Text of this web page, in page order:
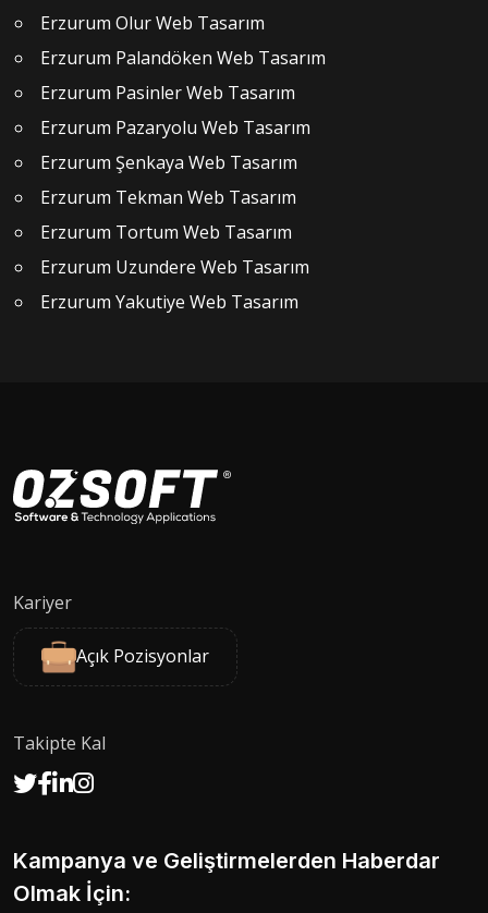
Erzurum Olur Web Tasarım
Erzurum Palandöken Web Tasarım
Erzurum Pasinler Web Tasarım
Erzurum Pazaryolu Web Tasarım
Erzurum Şenkaya Web Tasarım
Erzurum Tekman Web Tasarım
Erzurum Tortum Web Tasarım
Erzurum Uzundere Web Tasarım
Erzurum Yakutiye Web Tasarım
Kariyer
Açık Pozisyonlar
Takipte Kal
Kampanya ve Geliştirmelerden Haberdar
Olmak İçin: